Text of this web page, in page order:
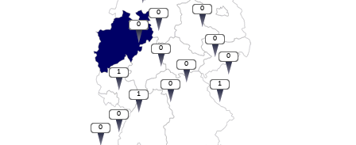
1
0
1
0
0
0
0
0
0
0
1
0
0